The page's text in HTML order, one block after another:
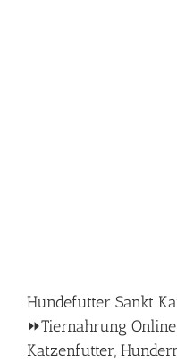
Hundefutter Sankt
⏩Tiernahrung
Katzenfutter,